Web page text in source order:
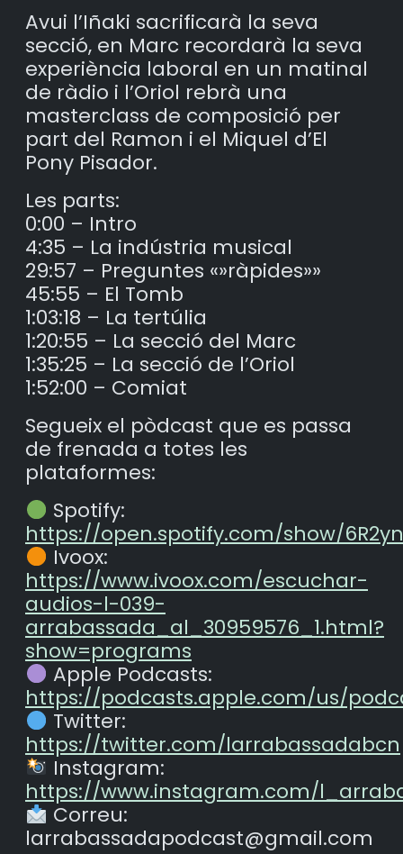
Avui l’Iñaki sacrificarà la seva
secció, en Marc recordarà la seva
experiència laboral en un matinal
de ràdio i l’Oriol rebrà una
masterclass de composició per
part del Ramon i el Miquel d’El
Pony Pisador.
Les parts:
0:00 – Intro
4:35 – La indústria musical
29:57 – Preguntes «»ràpides»»
45:55 – El Tomb
1:03:18 – La tertúlia
1:20:55 – La secció del Marc
1:35:25 – La secció de l’Oriol
1:52:00 – Comiat
Segueix el pòdcast que es passa
de frenada a totes les
plataformes:
Spotify:
https://open.spotify.com/show/
Ivoox:
https://www.ivoox.com/escuchar-
audios-l-039-
arrabassada_al_30959576_1.html?
show=programs
Apple Podcasts:
https://podcasts.apple.com/us/
Twitter:
https://twitter.com/larrabassadabcn
Instagram:
https://www.instagram.com/
Correu:
larrabassadapodcast@gmail.com